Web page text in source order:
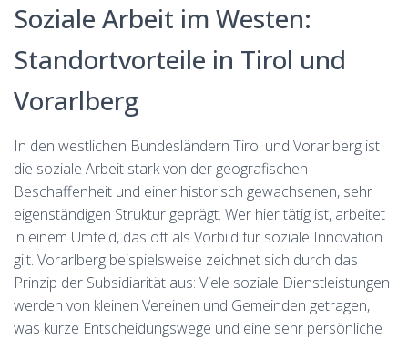
Soziale Arbeit im Westen:
Standortvorteile in Tirol und
Vorarlberg
In den westlichen Bundesländern Tirol und Vorarlberg ist
die soziale Arbeit stark von der geografischen
Beschaffenheit und einer historisch gewachsenen, sehr
eigenständigen Struktur geprägt. Wer hier tätig ist, arbeitet
in einem Umfeld, das oft als Vorbild für soziale Innovation
gilt. Vorarlberg beispielsweise zeichnet sich durch das
Prinzip der Subsidiarität aus: Viele soziale Dienstleistungen
werden von kleinen Vereinen und Gemeinden getragen,
was kurze Entscheidungswege und eine sehr persönliche